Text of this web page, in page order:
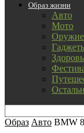
Образ жизни
Авто
Мото
Оружие
Образ Авто BMW